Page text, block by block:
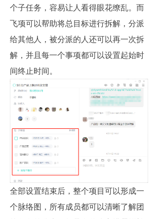
个子任务，容易让人看得眼花缭乱。而
飞项可以帮助将总目标进行拆解，分派
给其他人，被分派的人还可以再一次拆
解，并且每一个事项都可以设置起始时
间终止时间。
全部设置结束后，整个项目可以形成一
个脉络图，所有成员都可以清晰了解团